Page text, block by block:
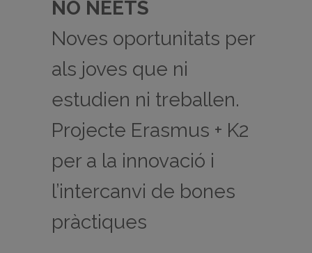
NO NEETS
Noves oportunitats per
als joves que ni
estudien ni treballen.
Projecte Erasmus + K2
per a la innovació i
l’intercanvi de bones
pràctiques